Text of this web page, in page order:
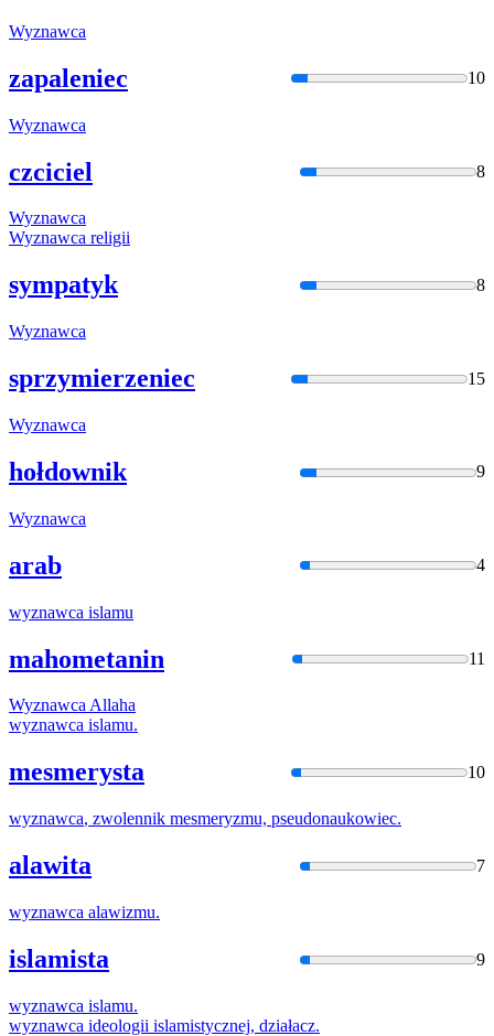
Wyznawca
zapaleniec 10
Wyznawca
czciciel 8
Wyznawca
Wyznawca religii
sympatyk 8
Wyznawca
sprzymierzeniec 15
Wyznawca
hołdownik 9
Wyznawca
arab 4
wyznawca islamu
mahometanin 11
WyznawcaAllaha
wyznawca islamu.
mesmerysta 10
wyznawca, zwolennik mesmeryzmu, pseudonaukowiec.
alawita 7
wyznawca alawizmu.
islamista 9
wyznawca islamu.
wyznawca ideologii islamistycznej, działacz.